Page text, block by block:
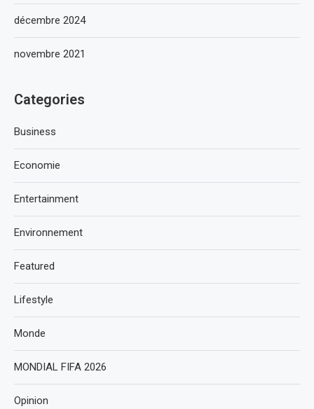
décembre 2024
novembre 2021
Categories
Business
Economie
Entertainment
Environnement
Featured
Lifestyle
Monde
MONDIAL FIFA 2026
Opinion